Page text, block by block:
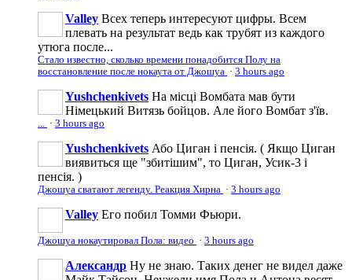
Valley Всех теперь интересуют цифры. Всем
плевать на результат ведь как трубят из каждого
утюга после...
Стало известно, сколько времени понадобится Полу на
восстановление после нокаута от Джошуа · 3 hours ago
Yushchenkivets На місці Вомбата мав бути
Німецький Витязь бойцов. Але його Вомбат з'їв.
... · 3 hours ago
Yushchenkivets Або Циган і пенсія. ( Якщо Циган
виявиться ще "збитішим", то Циган, Усик-3 і
пенсія. )
Джошуа сватают легенду. Реакция Хирна · 3 hours ago
Valley Его побил Томми Фьюри.
Джошуа нокаутировал Пола: видео · 3 hours ago
Александр Ну не знаю. Таких денег не видел даже